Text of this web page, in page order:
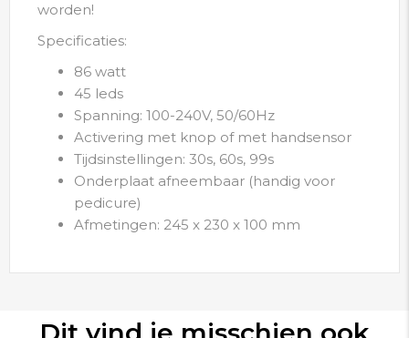
worden!
Specificaties:
86 watt
45 leds
Spanning: 100-240V, 50/60Hz
Activering met knop of met handsensor
Tijdsinstellingen: 30s, 60s, 99s
Onderplaat afneembaar (handig voor
pedicure)
Afmetingen: 245 x 230 x 100 mm